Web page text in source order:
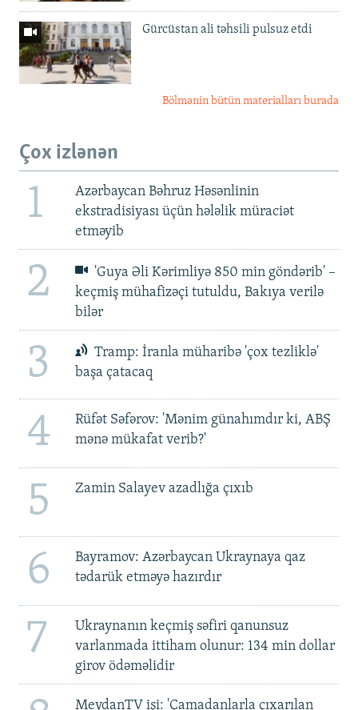
Gürcüstan ali təhsili pulsuz etdi
Bölmənin bütün materialları burada
Çox izlənən
1
Azərbaycan Bəhruz Həsənlinin
ekstradisiyası üçün hələlik müraciət
etməyib
2
'Guya Əli Kərimliyə 850 min göndərib' –
keçmiş mühafizəçi tutuldu, Bakıya verilə
bilər
3
Tramp: İranla müharibə 'çox tezliklə'
başa çatacaq
4
Rüfət Səfərov: 'Mənim günahımdır ki, ABŞ
mənə mükafat verib?'
5 Zamin Salayev azadlığa çıxıb
6
Bayramov: Azərbaycan Ukraynaya qaz
tədarük etməyə hazırdır
7
Ukraynanın keçmiş səfiri qanunsuz
varlanmada ittiham olunur: 134 min dollar
girov ödəməlidir
MeydanTV işi: 'Çamadanlarla çıxarılan